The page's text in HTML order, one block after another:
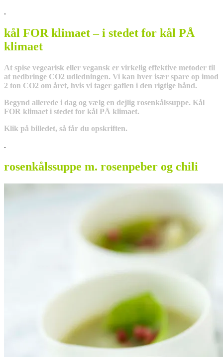
.
kål FOR klimaet – i stedet for kål PÅ
klimaet
At spise vegearisk eller vegansk er virkelig effektive metoder til
at nedbringe CO2 udledningen. Vi kan hver især spare op imod
2 ton CO2 om året, hvis vi tager gaflen i den rigtige hånd.
Begynd allerede i dag og vælg en dejlig rosenkålssuppe. Kål
FOR klimaet i stedet for kål PÅ klimaet.
Klik på billedet, så får du opskriften.
.
rosenkålssuppe m. rosenpeber og chili